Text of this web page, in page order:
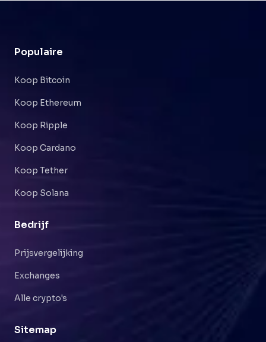
Populaire
Koop Bitcoin
Koop Ethereum
Koop Ripple
Koop Cardano
Koop Tether
Koop Solana
Bedrijf
Prijsvergelijking
Exchanges
Alle crypto's
Sitemap